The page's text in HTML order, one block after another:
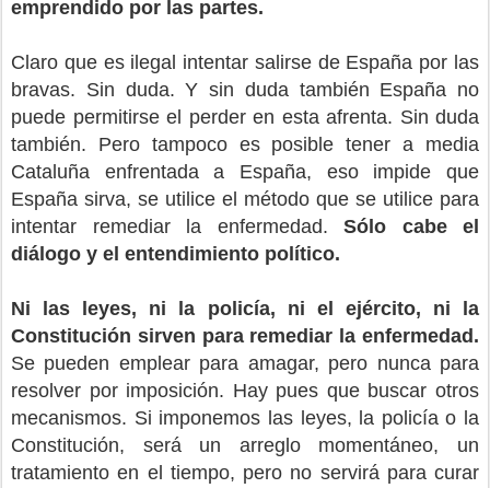
emprendido por las partes.
Claro que es ilegal intentar salirse de España por las
bravas. Sin duda. Y sin duda también España no
puede permitirse el perder en esta afrenta. Sin duda
también. Pero tampoco es posible tener a media
Cataluña enfrentada a España, eso impide que
España sirva, se utilice el método que se utilice para
intentar remediar la enfermedad. Sólo cabe el
diálogo y el entendimiento político.
Ni las leyes, ni la policía, ni el ejército, ni la
Constitución sirven para remediar la enfermedad.
Se pueden emplear para amagar, pero nunca para
resolver por imposición. Hay pues que buscar otros
mecanismos. Si imponemos las leyes, la policía o la
Constitución, será un arreglo momentáneo, un
tratamiento en el tiempo, pero no servirá para curar